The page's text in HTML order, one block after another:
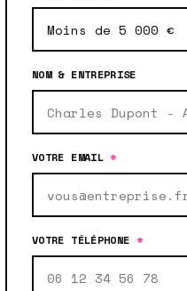
NOM & ENTREPRISE
VOTRE EMAIL *
VOTRE TÉLÉPHONE *